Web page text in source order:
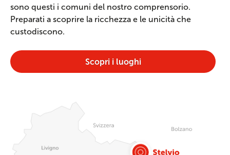
sono questi i comuni del nostro comprensorio.
Preparati a scoprire la ricchezza e le unicità che
custodiscono.
Scopri i luoghi